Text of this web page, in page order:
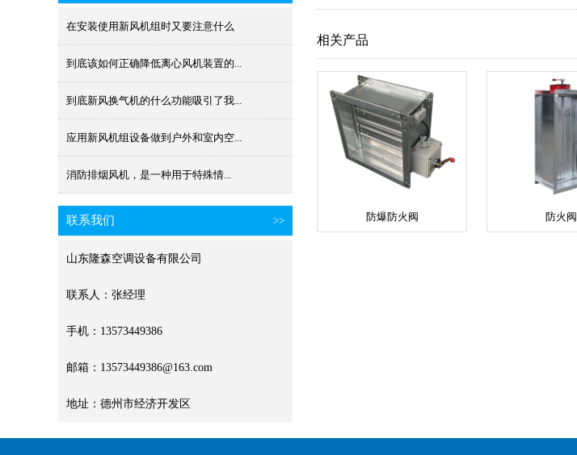
在安装使用新风机组时又要注意什么
到底该如何正确降低离心风机装置的...
到底新风换气机的什么功能吸引了我...
应用新风机组设备做到户外和室内空...
消防排烟风机​，是一种用于特殊情...
联系我们 >>
山东隆森空调设备有限公司
联系人：张经理
手机：13573449386
邮箱：13573449386@163.com
地址：德州市经济开发区
相关产品
防爆防火阀 防火阀